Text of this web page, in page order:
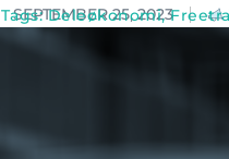
SEPTEMBER 25, 2023
Tags: Deleøkonomi,